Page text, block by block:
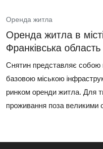
Оренда житла
Оренда житла в
Франківська область
Снятин представляє собою
базовою міською
ринком оренди житла. Для
проживання поза великими